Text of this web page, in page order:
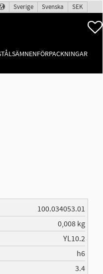
Sverige Svenska SEK
FÖRPACKNINGAR
100.034053.01
0,008 kg
YL10.2
h6
3.4